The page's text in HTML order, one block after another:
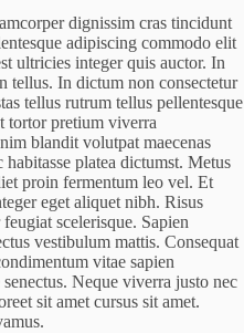
dignissim cras tincidunt
adipiscing commodo elit
ultricies integer quis auctor. In
tellus. In dictum non consectetur
tellus rutrum tellus pellentesque
tortor pretium viverra
blandit volutpat maecenas
platea dictumst. Metus
proin fermentum leo vel. Et
eget aliquet nibh. Risus
scelerisque. Sapien
vestibulum mattis. Consequat
vitae sapien
Neque viverra justo nec
sit amet cursus sit amet.